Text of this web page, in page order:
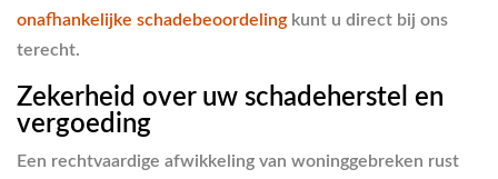
onafhankelijke schadebeoordeling kunt u direct bij ons
terecht.
Zekerheid over uw schadeherstel en
vergoeding
Een rechtvaardige afwikkeling van woninggebreken rust